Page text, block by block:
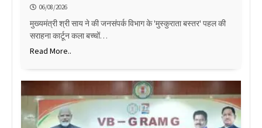
06/08/2026
मुख्यमंत्री श्री साय ने की जनसंपर्क विभाग के 'मुस्कुराता बस्तर' पहल की
सराहना कार्टून कला बच्चों…
Read More..